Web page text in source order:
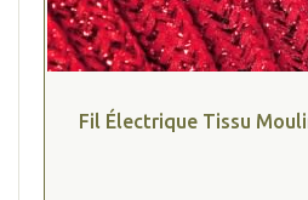
Fil Électrique Tissu